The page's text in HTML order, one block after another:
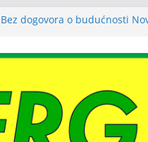
Bez dogovora o budućnosti
Sindikat Nove Željezare
o stečaju
I zvanično okončan spor RiTE
Slovenije u Vašingtonu